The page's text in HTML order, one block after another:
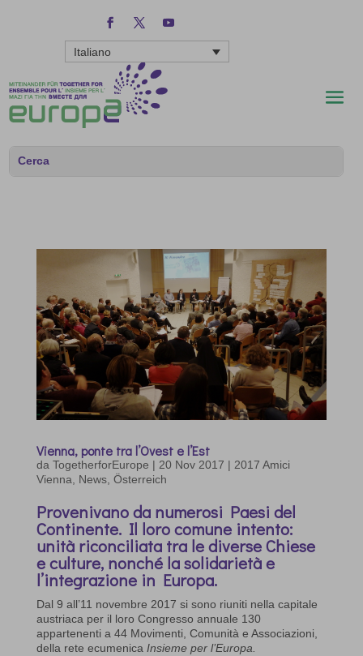
Italiano
Vienna, ponte tra l’Ovest e l’Est
da TogetherforEurope | 20 Nov 2017 | 2017 Amici
Vienna, News, Österreich
Provenivano da numerosi Paesi del
Continente. Il loro comune intento:
unità riconciliata tra le diverse Chiese
e culture, nonché la solidarietà e
l’integrazione in Europa.
Dal 9 all’11 novembre 2017 si sono riuniti nella capitale
austriaca per il loro Congresso annuale 130
appartenenti a 44 Movimenti, Comunità e Associazioni,
della rete ecumenica Insieme per l’Europa.